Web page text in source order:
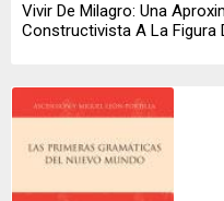
Vivir De Milagro: Una
Constructivista A La Figura